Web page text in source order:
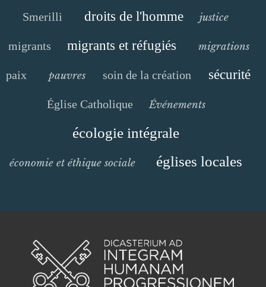
Smerilli droits de l'homme justice
migrants migrants et réfugiés migrations
paix pauvres soin de la création sécurité
Église Catholique Événements
écologie intégrale
économie et éthique sociale églises locales